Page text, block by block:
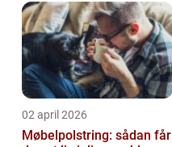
02 april 2026
Møbelpolstring: sådan får